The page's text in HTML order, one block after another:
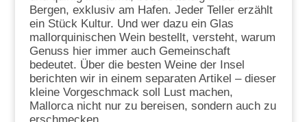
Bergen, exklusiv am Hafen. Jeder Teller erzählt
ein Stück Kultur. Und wer dazu ein Glas
mallorquinischen Wein bestellt, versteht, warum
Genuss hier immer auch Gemeinschaft
bedeutet. Über die besten Weine der Insel
berichten wir in einem separaten Artikel – dieser
kleine Vorgeschmack soll Lust machen,
Mallorca nicht nur zu bereisen, sondern auch zu